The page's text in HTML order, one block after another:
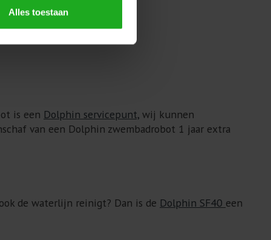
Alles toestaan
is een Dolphin servicepunt, wij kunnen
van een Dolphin zwembadrobot 1 jaar extra
de waterlijn reinigt? Dan is de Dolphin SF40 een